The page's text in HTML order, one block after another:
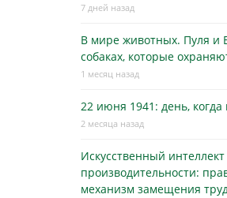
7 дней назад
В мире животных. Пуля и
собаках, которые
1 месяц назад
22 июня 1941: день, когда
2 месяца назад
Искусственный
производительности:
механизм замещения